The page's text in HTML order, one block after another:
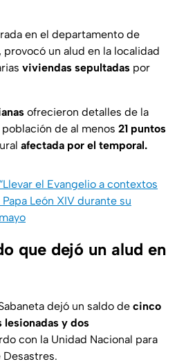
en el departamento de
, provocó un alud en la localidad
viviendas sepultadas por
ofrecieron detalles de la
de al menos 21 puntos
afectada por el temporal.
“Llevar el Evangelio a contextos
León XIV durante su
que dejó un alud en
dejó un saldo de cinco
lesionadas y dos
con la Unidad Nacional para
Desastres.